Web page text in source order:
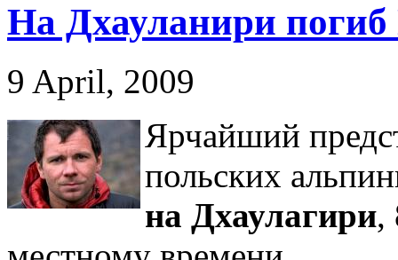
На Дхауланири
9 April, 2009
Ярчайший
польских
на Дхаулагири,